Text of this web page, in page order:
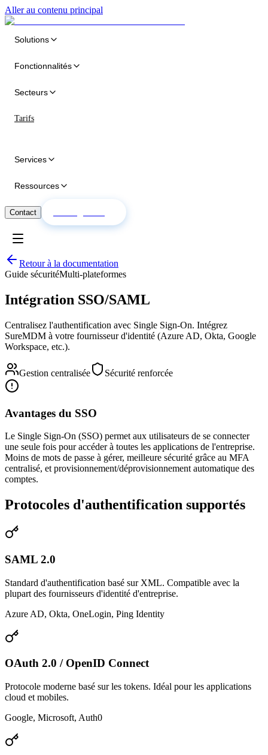
Aller au contenu principal
Solutions
Fonctionnalités
Secteurs
Tarifs
Services
Ressources
Contact
Retour à la documentation
Guide sécuritéMulti-plateformes
Intégration SSO/SAML
Centralisez l'authentification avec Single Sign-On. Intégrez
SureMDM à votre fournisseur d'identité (Azure AD, Okta, Google
Workspace, etc.).
Gestion centralisée Sécurité renforcée
Avantages du SSO
Le Single Sign-On (SSO) permet aux utilisateurs de se connecter
une seule fois pour accéder à toutes les applications de l'entreprise.
Moins de mots de passe à gérer, meilleure sécurité grâce au MFA
centralisé, et provisionnement/déprovisionnement automatique des
comptes.
Protocoles d'authentification supportés
SAML 2.0
Standard d'authentification basé sur XML. Compatible avec la
plupart des fournisseurs d'identité d'entreprise.
Azure AD, Okta, OneLogin, Ping Identity
OAuth 2.0 / OpenID Connect
Protocole moderne basé sur les tokens. Idéal pour les applications
cloud et mobiles.
Google, Microsoft, Auth0